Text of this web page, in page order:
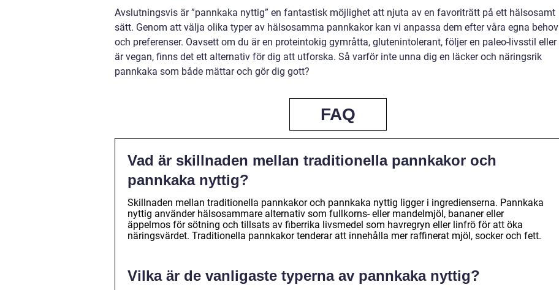
Avslutningsvis är ”pannkaka nyttig” en fantastisk möjlighet att njuta av en favoriträtt på ett hälsosamt
sätt. Genom att välja olika typer av hälsosamma pannkakor kan vi anpassa dem efter våra egna behov
och preferenser. Oavsett om du är en proteintokig gymråtta, glutenintolerant, följer en paleo-livsstil eller
är vegan, finns det ett alternativ för dig att utforska. Så varför inte unna dig en läcker och näringsrik
pannkaka som både mättar och gör dig gott?
FAQ
Vad är skillnaden mellan traditionella pannkakor och
pannkaka nyttig?
Skillnaden mellan traditionella pannkakor och pannkaka nyttig ligger i ingredienserna. Pannkaka
nyttig använder hälsosammare alternativ som fullkorns- eller mandelmjöl, bananer eller
äppelmos för sötning och tillsats av fiberrika livsmedel som havregryn eller linfrö för att öka
näringsvärdet. Traditionella pannkakor tenderar att innehålla mer raffinerat mjöl, socker och fett.
Vilka är de vanligaste typerna av pannkaka nyttig?